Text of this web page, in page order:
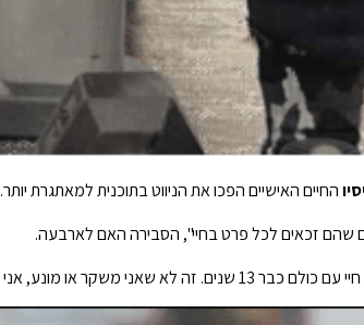
החיים האישיים הפכו את הניווט בתוכנית למאתגרת יותר.
שהם זכאים לכל פרט בחיי", הסבירה האם לארבעה.
מונע, אני עדיין מגלה את זה".